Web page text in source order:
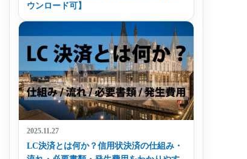
ウンロード可】
2025.11.27
LC決済とは何か？信用状決済の仕組み・